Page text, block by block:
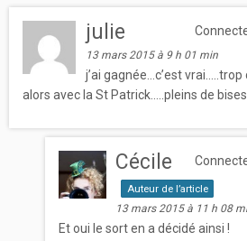
julie
13 mars 2015 à 9 h 01 min
j’ai gagnée…c’est
alors avec la St Patrick…..pleins de bises
Cécile
Auteur de l’article
13 mars 2015 à 11 h 08
Et oui le sort en a décidé ainsi !